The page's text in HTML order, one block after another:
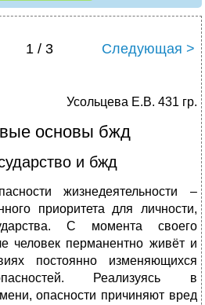
1 / 3 Следующая >
Усольцева Е.В. 431 гр.
основы бжд
и бжд
жизнедеятельности –
приоритета для личности,
С момента своего
человек перманентно живёт и
постоянно изменяющихся
Реализуясь в
опасности причиняют вред